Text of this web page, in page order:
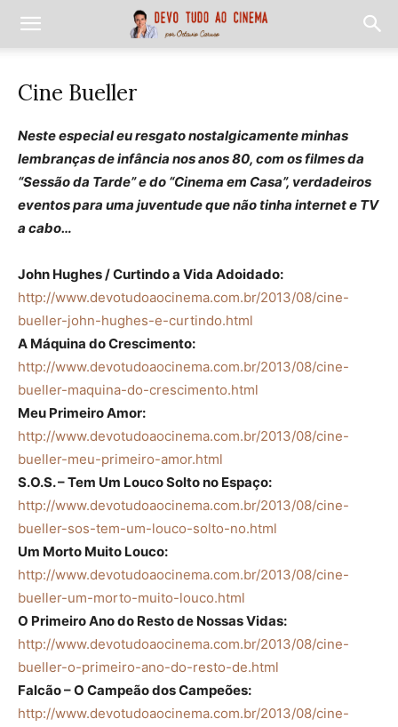
Cine Bueller
Neste especial eu resgato nostalgicamente minhas
lembranças de infância nos anos 80, com os filmes da
“Sessão da Tarde” e do “Cinema em Casa”, verdadeiros
eventos para uma juventude que não tinha internet e TV
a cabo…
John Hughes / Curtindo a Vida Adoidado:
http://www.devotudoaocinema.com.br/2013/08/cine-
bueller-john-hughes-e-curtindo.html
A Máquina do Crescimento:
http://www.devotudoaocinema.com.br/2013/08/cine-
bueller-maquina-do-crescimento.html
Meu Primeiro Amor:
http://www.devotudoaocinema.com.br/2013/08/cine-
bueller-meu-primeiro-amor.html
S.O.S. – Tem Um Louco Solto no Espaço:
http://www.devotudoaocinema.com.br/2013/08/cine-
bueller-sos-tem-um-louco-solto-no.html
Um Morto Muito Louco:
http://www.devotudoaocinema.com.br/2013/08/cine-
bueller-um-morto-muito-louco.html
O Primeiro Ano do Resto de Nossas Vidas:
http://www.devotudoaocinema.com.br/2013/08/cine-
bueller-o-primeiro-ano-do-resto-de.html
Falcão – O Campeão dos Campeões:
http://www.devotudoaocinema.com.br/2013/08/cine-